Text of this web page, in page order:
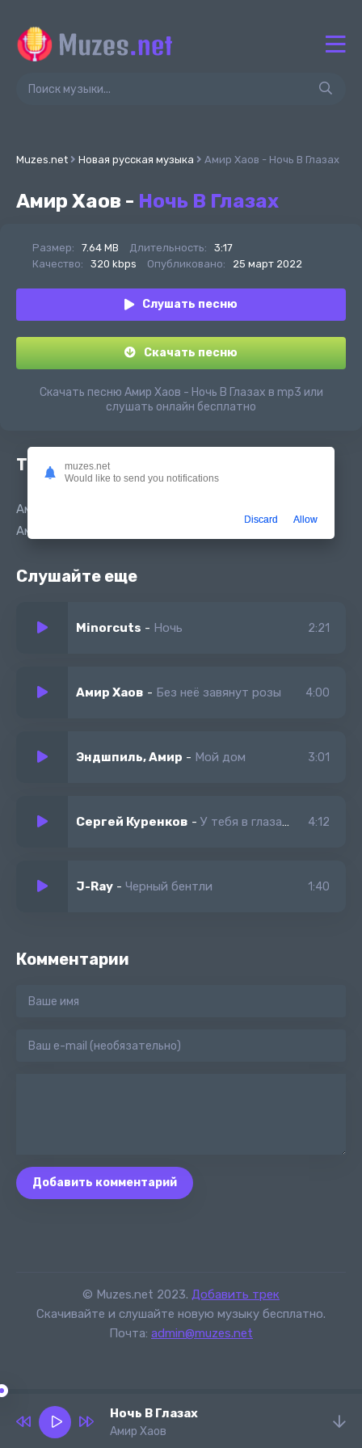
Muzes.net Новая русская музыка Амир Хаов - Ночь В Глазах
Амир Хаов - Ночь В Глазах
Размер: 7.64 MB Длительность:
3:17
Качество:
320 kbps Опубликовано: 25 март 2022
Слушать песню
Скачать песню
Скачать песню Амир Хаов - Ночь В Глазах в mp3 или
слушать онлайн бесплатно
Текст песни
Амир Хаов - Ночь В Глазах
Амир Хаов - Ночь В Глазах
Слушайте еще
Minorcuts - Ночь 2:21
Амир Хаов - Без неё завянут розы 4:00
Эндшпиль, Амир - Мой дом 3:01
Сергей Куренков - У тебя в глазах звезды отражаются и облака качаются 4:12
J-Ray - Черный бентли 1:40
Комментарии
Добавить комментарий
© Muzes.net 2023. Добавить трек
Скачивайте и слушайте новую музыку бесплатно.
Почта: admin@muzes.net
Ночь В Глазах
Амир Хаов
muzes.net
Would like to send you notifications
Discard Allow